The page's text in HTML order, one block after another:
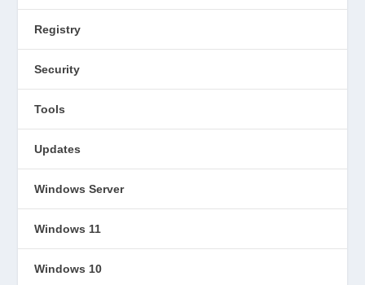
Registry
Security
Tools
Updates
Windows Server
Windows 11
Windows 10